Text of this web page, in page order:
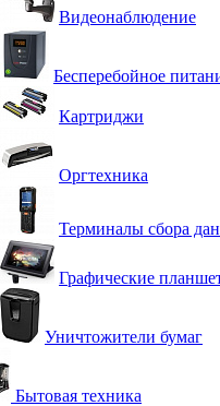
Видеонаблюдение
Бесперебойное
Картриджи
Оргтехника
Терминалы сбора
Графические
Уничтожители бумаг
Бытовая техника